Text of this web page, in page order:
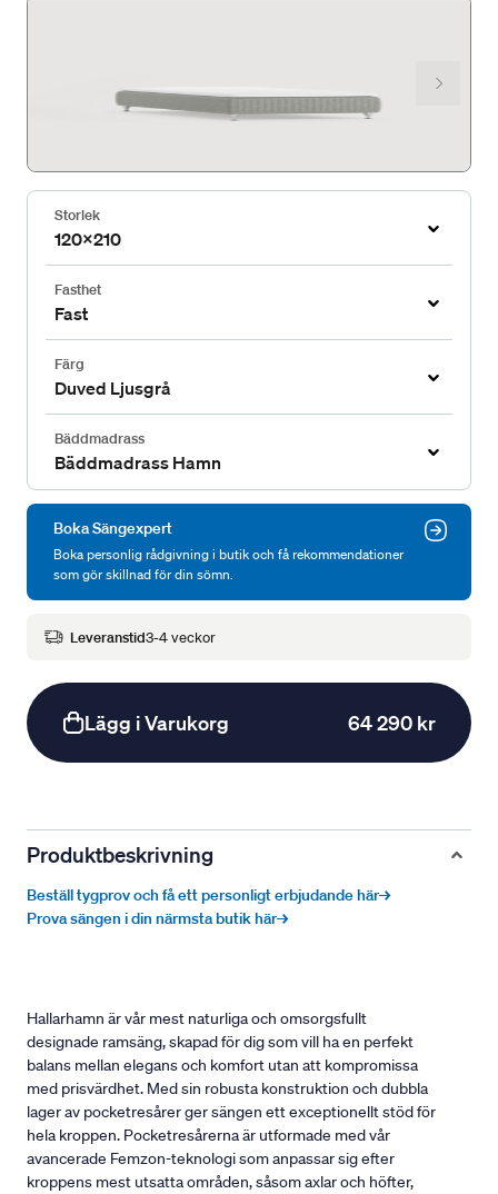
Storlek
120x210
Fasthet
Fast
Färg
Duved Ljusgrå
Bäddmadrass
Bäddmadrass Hamn
Boka Sängexpert
Boka personlig rådgivning i butik och få rekommendationer
som gör skillnad för din sömn.
Leveranstid3-4 veckor
Lägg i Varukorg 64 290 kr
Produktbeskrivning
Beställ tygprov och få ett personligt erbjudande här→
Prova sängen i din närmsta butik här→
Hallarhamn är vår mest naturliga och omsorgsfullt
designade ramsäng, skapad för dig som vill ha en perfekt
balans mellan elegans och komfort utan att kompromissa
med prisvärdhet. Med sin robusta konstruktion och dubbla
lager av pocketresårer ger sängen ett exceptionellt stöd för
hela kroppen. Pocketresårerna är utformade med vår
avancerade Femzon-teknologi som anpassar sig efter
kroppens mest utsatta områden, såsom axlar och höfter,